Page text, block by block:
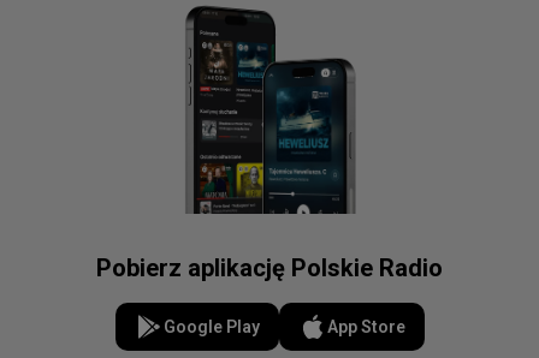
Pobierz aplikację Polskie Radio
Google Play App Store